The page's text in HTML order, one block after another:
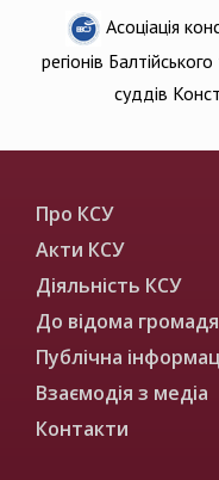
Асоціація
регіонів
суддів
Про КСУ
Акти КСУ
Діяльність КСУ
До відома
Публічна
Взаємодія з медіа
Контакти